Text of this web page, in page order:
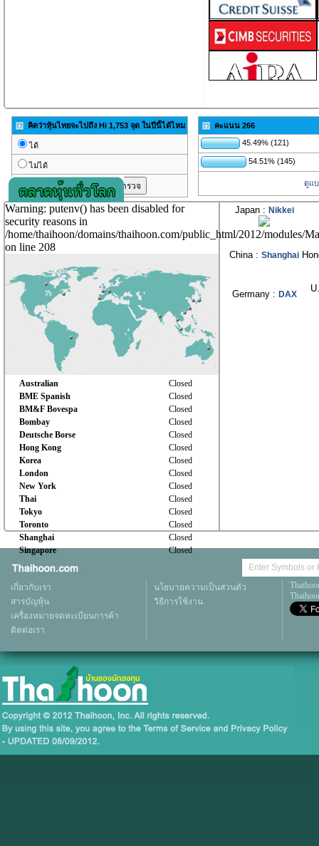
คิดว่าหุ้นไทยจะไปถึง Hi 1,753 จุด ในปีนี้ได้ไหม
ได้
ไม่ได้
คะแนน 266
45.49% (121)
54.51% (145)
ดูแ
Warning: putenv() has been disabled for
security reasons in
/home/thaihoon/domains/thaihoon.com/public_html/2012/modules/
on line 208
Australian
Closed
BME Spanish
Closed
BM&F Bovespa
Closed
Bombay
Closed
Deutsche Borse
Closed
Hong Kong
Closed
Korea
Closed
London
Closed
New York
Closed
Thai
Closed
Tokyo
Closed
Toronto
Closed
Shanghai
Closed
Singapore
Closed
Japan : Nikkei
China : Shanghai
Germany : DAX
เกี่ยวกับเรา
สารบัญหุ้น
เครื่องหมายจดทะเบียนการค้า
ติดต่อเรา
นโยบายความเป็นส่วนตัว
วิธีการใช้งาน